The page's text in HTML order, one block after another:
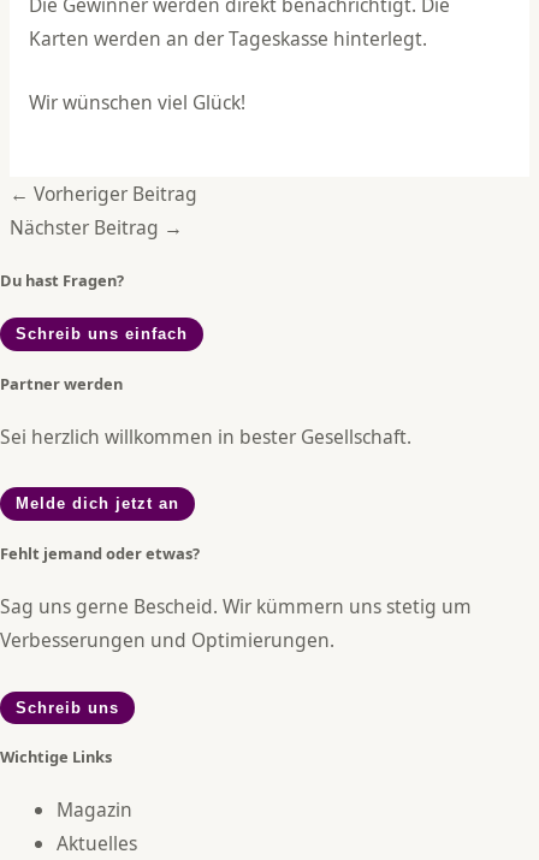
Karten werden an der Tageskasse hinterlegt.
Wir wünschen viel Glück!
← Vorheriger Beitrag
Nächster Beitrag →
Du hast Fragen?
Schreib uns einfach
Partner werden
Sei herzlich willkommen in bester Gesellschaft.
Melde dich jetzt an
Fehlt jemand oder etwas?
Sag uns gerne Bescheid. Wir kümmern uns stetig um
Verbesserungen und Optimierungen.
Schreib uns
Wichtige Links
Magazin
Aktuelles